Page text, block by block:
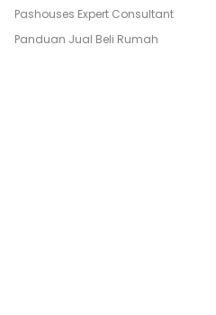
Pashouses Expert Consultant
Panduan Jual Beli Rumah